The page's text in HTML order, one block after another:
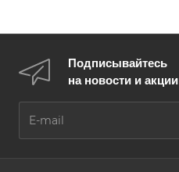
Подписывайтесь
на новости и акции